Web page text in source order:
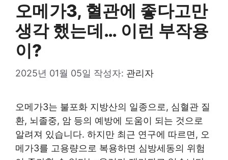
오메가3, 혈관에 좋다고만
생각 했는데… 이런 부작용
이?
2025년 01월 05일 작성자: 관리자
오메가3는 불포화 지방산의 일종으로, 심혈관 질
환, 뇌졸중, 암 등의 예방에 도움이 되는 것으로
알려져 있습니다. 하지만 최근 연구에 따르면, 오
메가3를 고용량으로 복용하면 심방세동의 위험